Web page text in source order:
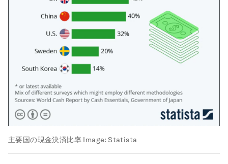
主要国の現金決済比率 Image:Statista